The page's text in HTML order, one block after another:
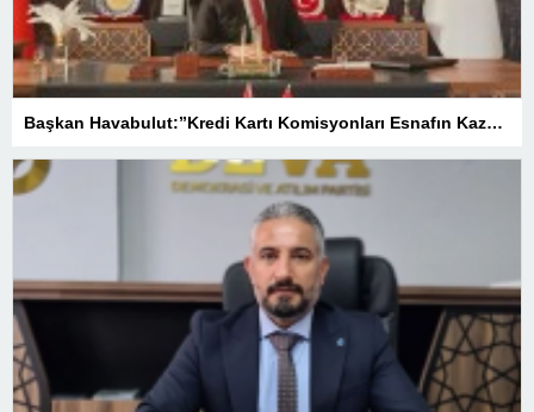
Başkan Havabulut:”Kredi Kartı Komisyonları Esnafın Kazancını Eritiyor”